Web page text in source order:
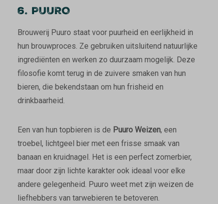
6. PUURO
Brouwerij Puuro staat voor puurheid en eerlijkheid in
hun brouwproces. Ze gebruiken uitsluitend natuurlijke
ingrediënten en werken zo duurzaam mogelijk. Deze
filosofie komt terug in de zuivere smaken van hun
bieren, die bekendstaan om hun frisheid en
drinkbaarheid.
Een van hun topbieren is de Puuro Weizen, een
troebel, lichtgeel bier met een frisse smaak van
banaan en kruidnagel. Het is een perfect zomerbier,
maar door zijn lichte karakter ook ideaal voor elke
andere gelegenheid. Puuro weet met zijn weizen de
liefhebbers van tarwebieren te betoveren.